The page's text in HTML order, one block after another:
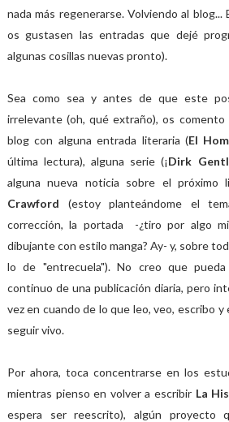
nada más regenerarse. Volviendo al
os gustasen las entradas que dejé
algunas cosillas nuevas pronto).
Sea como sea y antes de que este
irrelevante (oh, qué extraño), os
blog con alguna entrada literaria (El
última lectura), alguna serie (¡Dirk
alguna nueva noticia sobre el próximo
Crawford (estoy planteándome el
corrección, la portada -¿tiro por algo
dibujante con estilo manga? Ay- y, sobre
lo de "entrecuela"). No creo que
continuo de una publicación diaria, pero
vez en cuando de lo que leo, veo, escribo y
seguir vivo.
Por ahora, toca concentrarse en los
mientras pienso en volver a escribir La
espera ser reescrito), algún proyecto